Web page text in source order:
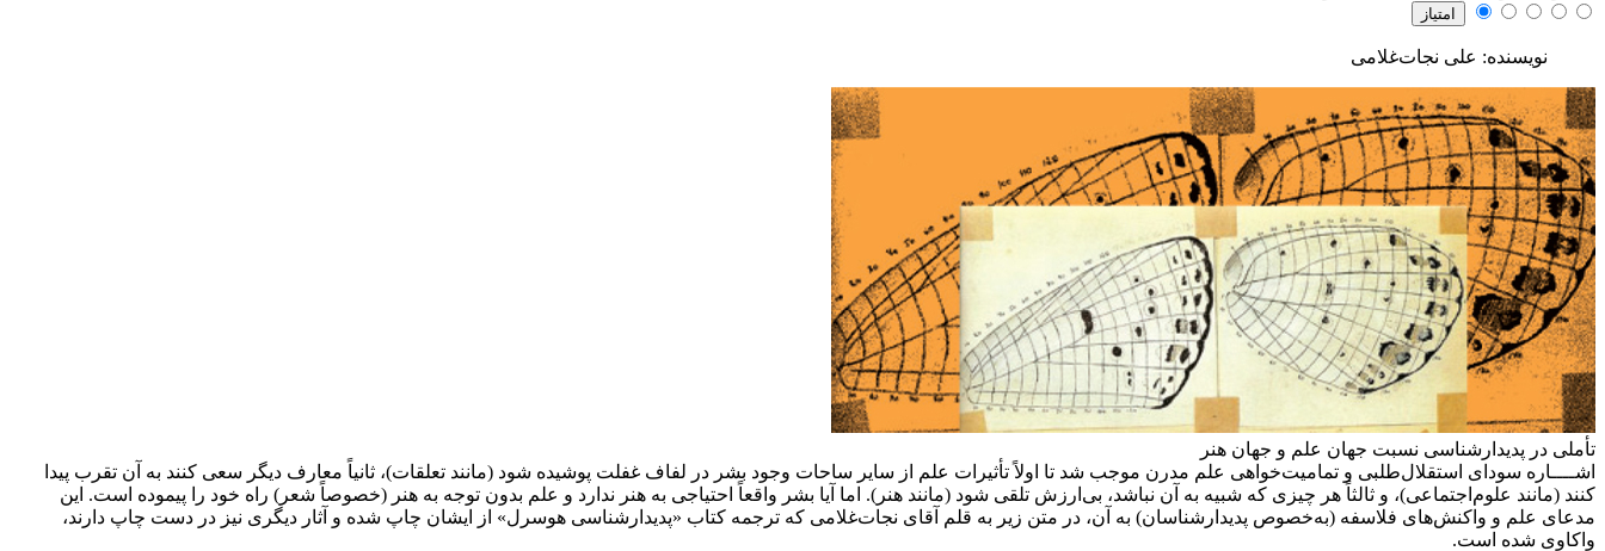
نویسنده: علی نجات‌غلامی
تأملی در پدیدارشناسی نسبت جهان علم و جهان هنر
اشــــاره سودای استقلال‌طلبی و تمامیت‌خواهی علم مدرن موجب شد تا اولاً تأثیرات علم از سایر ساحات وجود بشر در لفاف غفلت پوشیده شود (مانند تعلقات)، ثانیاً معارف دیگر سعی کنند به آن تقرب پیدا
کنند (مانند علوم‌اجتماعی)، و ثالثاً هر چیزی که شبیه به آن نباشد، بی‌ارزش تلقی شود (مانند هنر). اما آیا بشر واقعاً احتیاجی به هنر ندارد و علم بدون توجه به هنر (خصوصاً شعر) راه خود را پیموده است. این
مدعای علم و واکنش‌های فلاسفه (به‌خصوص پدیدارشناسان) به آن، در متن زیر به قلم آقای نجات‌غلامی که ترجمه کتاب «پدیدارشناسی هوسرل» از ایشان چاپ شده و آثار دیگری نیز در دست چاپ دارند،
واکاوی شده است.